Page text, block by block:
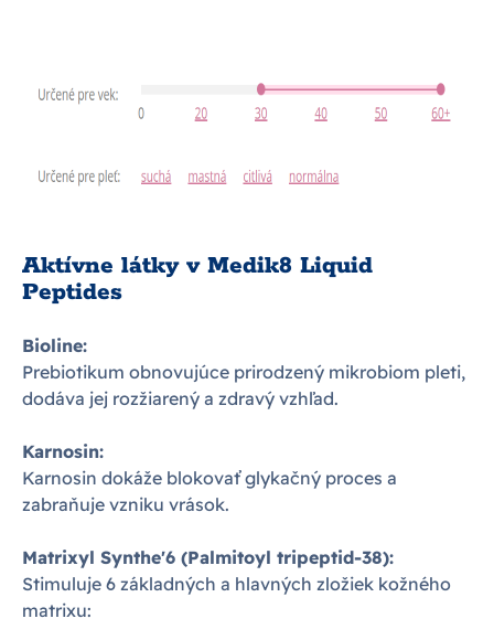
Aktívne látky v Medik8 Liquid
Peptides
Bioline:
Prebiotikum obnovujúce prirodzený mikrobiom pleti,
dodáva jej rozžiarený a zdravý vzhľad.
Karnosin:
Karnosin dokáže blokovať glykačný proces a
zabraňuje vzniku vrások.
Matrixyl Synthe'6 (Palmitoyl tripeptid-38):
Stimuluje 6 základných a hlavných zložiek kožného
matrixu: